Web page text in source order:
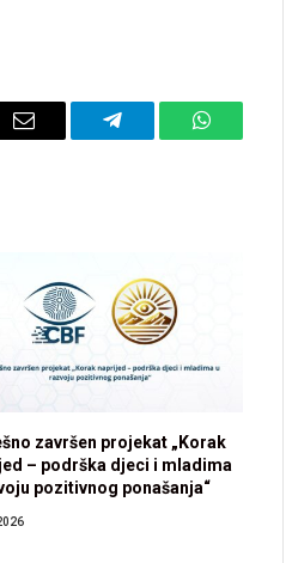
Email Telegram WhatsApp
završen projekat „Korak
– podrška djeci i mladima
pozitivnog ponašanja“